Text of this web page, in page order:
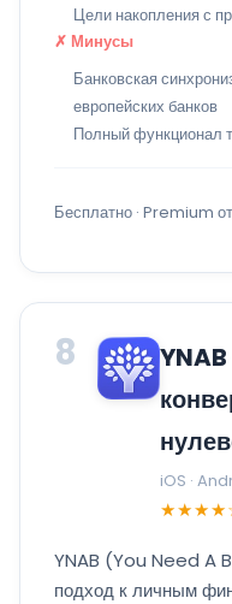
Цели накопления с
✗ Минусы
Банковская
европейских банков
Полный функционал
Бесплатно · Premium от
8
iOS ·
YNAB (You Need A
подход к личным